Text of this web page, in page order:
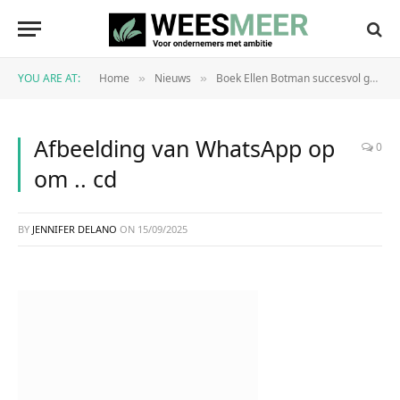
YOU ARE AT: Home » Nieuws » Boek Ellen Botman succesvol gelanceerd
Afbeelding van WhatsApp op
om .. cd
0
BY JENNIFER DELANO ON 15/09/2025